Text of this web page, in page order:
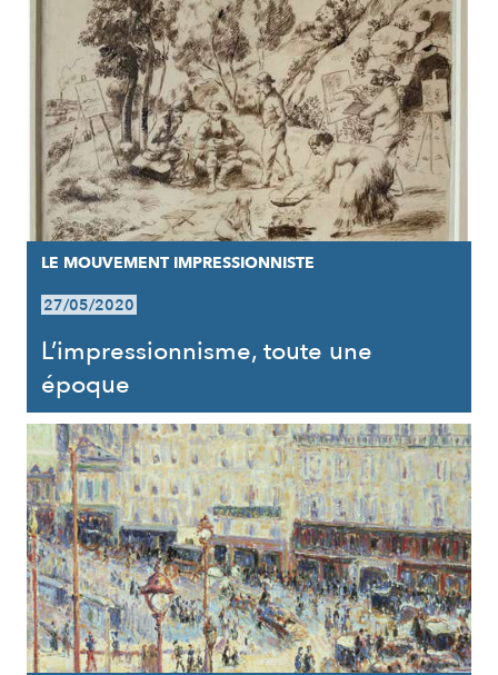
LE MOUVEMENT IMPRESSIONNISTE
27/05/2020
L’impressionnisme, toute une
époque